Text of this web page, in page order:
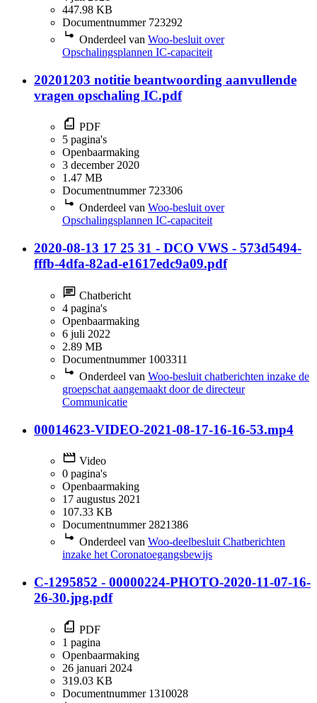
447.98 KB
Documentnummer 723292
Onderdeel van Woo-besluit over
Opschalingsplannen IC-capaciteit
20201203 notitie beantwoording aanvullende
vragen opschaling IC.pdf
PDF
5 pagina's
Openbaarmaking
3 december 2020
1.47 MB
Documentnummer 723306
Onderdeel van Woo-besluit over
Opschalingsplannen IC-capaciteit
2020-08-13 17 25 31 - DCO VWS - 573d5494-
fffb-4dfa-82ad-e1617edc9a09.pdf
Chatbericht
4 pagina's
Openbaarmaking
6 juli 2022
2.89 MB
Documentnummer 1003311
Onderdeel van Woo-besluit chatberichten inzake de
groepschat aangemaakt door de directeur
Communicatie
00014623-VIDEO-2021-08-17-16-16-53.mp4
Video
0 pagina's
Openbaarmaking
17 augustus 2021
107.33 KB
Documentnummer 2821386
Onderdeel van Woo-deelbesluit Chatberichten
inzake het Coronatoegangsbewijs
C-1295852 - 00000224-PHOTO-2020-11-07-16-
26-30.jpg.pdf
PDF
1 pagina
Openbaarmaking
26 januari 2024
319.03 KB
Documentnummer 1310028